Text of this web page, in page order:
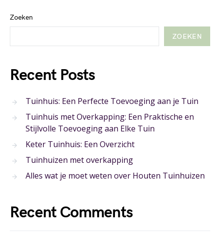
Zoeken
ZOEKEN
Recent Posts
Tuinhuis: Een Perfecte Toevoeging aan je Tuin
Tuinhuis met Overkapping: Een Praktische en
Stijlvolle Toevoeging aan Elke Tuin
Keter Tuinhuis: Een Overzicht
Tuinhuizen met overkapping
Alles wat je moet weten over Houten Tuinhuizen
Recent Comments